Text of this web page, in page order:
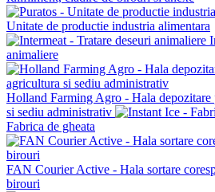
Unitate de productie industria alimentara
animaliere
Holland Farming Agro - Hala depozitare
si sediu administrativ
Fabrica de gheata
FAN Courier Active - Hala sortare
birouri